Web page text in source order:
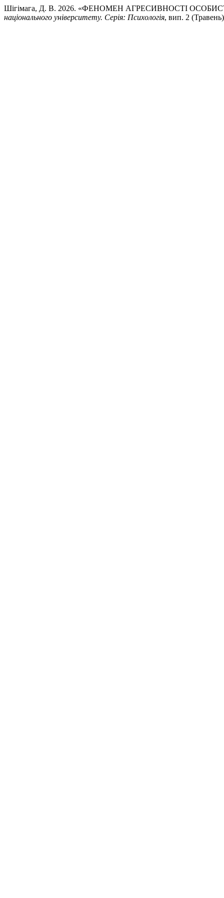
Шігімага, Д. В. 2026. «ФЕНОМЕН АГРЕСИВНОСТІ
національного університету. Серія: Психологія, вип. 2